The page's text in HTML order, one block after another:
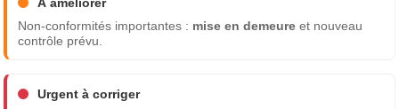
Non-conformités importantes : mise en demeure et nouveau
contrôle prévu.
Urgent à corriger